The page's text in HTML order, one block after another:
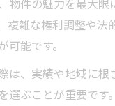
物件の魅力を最大限
複雑な権利調整や法
可能です。
は、実績や地域に根
選ぶことが重要です